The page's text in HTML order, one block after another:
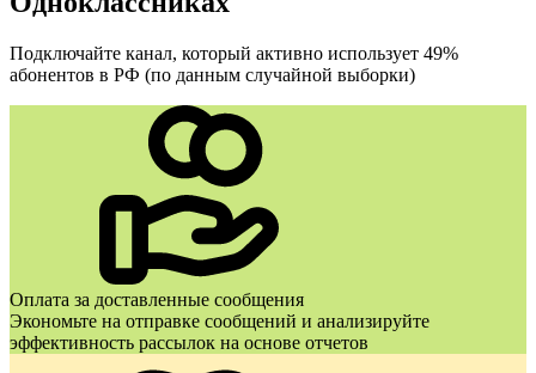
Подключайте канал, который активно использует 49%
абонентов в РФ (по данным случайной выборки)
Оплата за доставленные сообщения
Экономьте на отправке сообщений и анализируйте
эффективность рассылок на основе отчетов